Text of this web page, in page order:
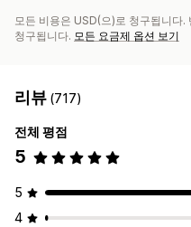
모든 비용은 USD(으)로 청구됩니다
청구됩니다. 모든 요금제 옵션 보기
리뷰 (717)
전체 평점
5
5
4